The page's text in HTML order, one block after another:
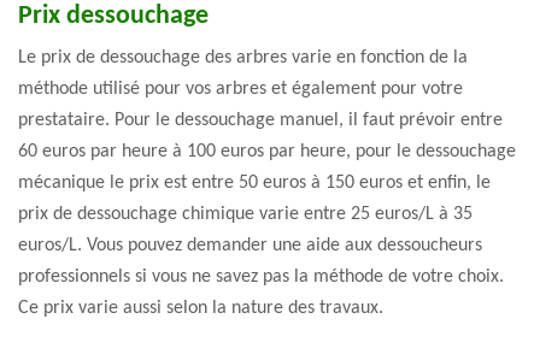
Prix dessouchage
Le prix de dessouchage des arbres varie en fonction de la
méthode utilisé pour vos arbres et également pour votre
prestataire. Pour le dessouchage manuel, il faut prévoir entre
60 euros par heure à 100 euros par heure, pour le dessouchage
mécanique le prix est entre 50 euros à 150 euros et enfin, le
prix de dessouchage chimique varie entre 25 euros/L à 35
euros/L. Vous pouvez demander une aide aux dessoucheurs
professionnels si vous ne savez pas la méthode de votre choix.
Ce prix varie aussi selon la nature des travaux.